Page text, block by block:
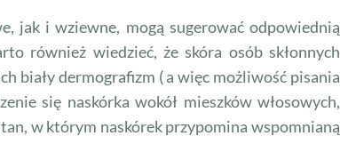
jak i wziewne, mogą sugerować odpowiednią
również wiedzieć, że skóra osób skłonnych
biały dermografizm ( a więc możliwość pisania
się naskórka wokół mieszków włosowych,
w którym naskórek przypomina wspomnianą